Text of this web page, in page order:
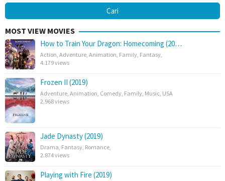
MOST VIEW MOVIES
How to Train Your Dragon: Homecoming (20…
Action Adventure Animation Family Fantasy
4.179 views
Frozen II (2019)
Adventure Animation Comedy Family Music USA
2.968 views
Jade Dynasty (2019)
Drama Fantasy Romance
2.874 views
Playing with Fire (2019)